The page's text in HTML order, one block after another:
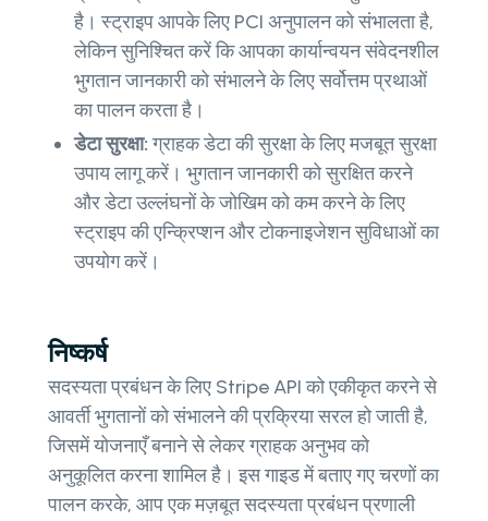
है। स्ट्राइप आपके लिए PCI अनुपालन को संभालता है,
लेकिन सुनिश्चित करें कि आपका कार्यान्वयन संवेदनशील
भुगतान जानकारी को संभालने के लिए सर्वोत्तम प्रथाओं
का पालन करता है।
डेटा सुरक्षा:ग्राहक डेटा की सुरक्षा के लिए मजबूत सुरक्षा
उपाय लागू करें। भुगतान जानकारी को सुरक्षित करने
और डेटा उल्लंघनों के जोखिम को कम करने के लिए
स्ट्राइप की एन्क्रिप्शन और टोकनाइजेशन सुविधाओं का
उपयोग करें।
निष्कर्ष
सदस्यता प्रबंधन के लिए Stripe API को एकीकृत करने से
आवर्ती भुगतानों को संभालने की प्रक्रिया सरल हो जाती है,
जिसमें योजनाएँ बनाने से लेकर ग्राहक अनुभव को
अनुकूलित करना शामिल है। इस गाइड में बताए गए चरणों का
पालन करके, आप एक मज़बूत सदस्यता प्रबंधन प्रणाली